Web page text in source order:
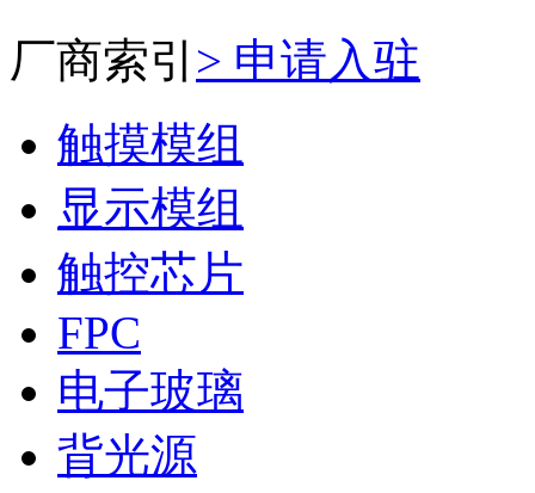
厂商索引 > 申请入驻
触摸模组
显示模组
触控芯片
FPC
电子玻璃
背光源